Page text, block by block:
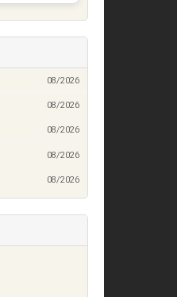
08/2026
08/2026
08/2026
08/2026
08/2026